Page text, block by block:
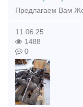
11.06.25
1488
0